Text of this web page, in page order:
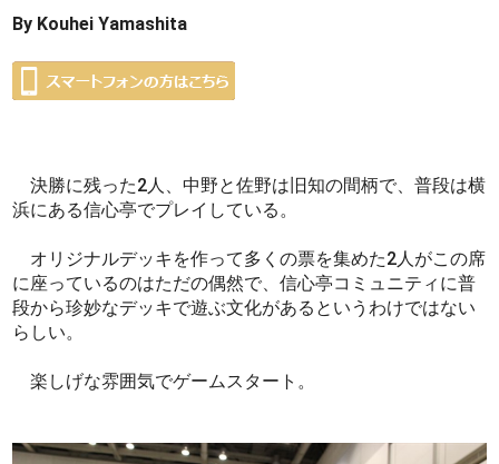
By Kouhei Yamashita
決勝に残った2人、中野と佐野は旧知の間柄で、普段は横
浜にある信心亭でプレイしている。
オリジナルデッキを作って多くの票を集めた2人がこの席
に座っているのはただの偶然で、信心亭コミュニティに普
段から珍妙なデッキで遊ぶ文化があるというわけではない
らしい。
楽しげな雰囲気でゲームスタート。